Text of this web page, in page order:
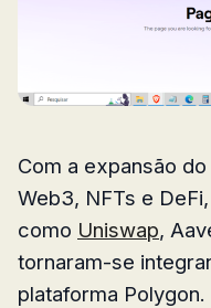
Com a expansão
Web3, NFTs e
como Uniswap,
tornaram-se
plataforma Polygon.